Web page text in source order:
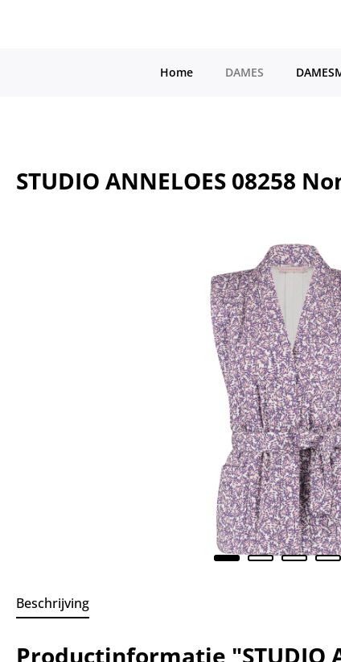
Home DAMES
STUDIO ANNELOES 08258
Beschrijving
Productinformatie "STUDIO